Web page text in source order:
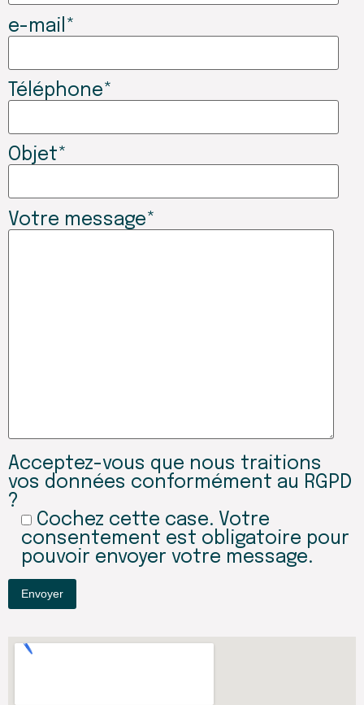
e-mail*
Téléphone*
Objet*
Votre message*
Acceptez-vous que nous traitions
vos données conformément au RGPD
?
Cochez cette case. Votre
consentement est obligatoire pour
pouvoir envoyer votre message.